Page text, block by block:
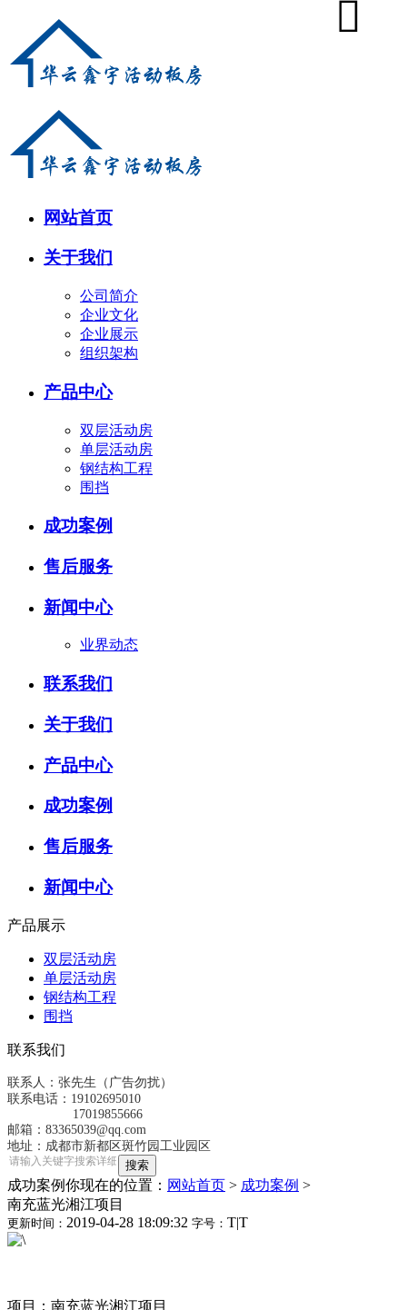
网站首页
关于我们
公司简介
企业文化
企业展示
组织架构
产品中心
双层活动房
单层活动房
钢结构工程
围挡
成功案例
售后服务
新闻中心
业界动态
联系我们
关于我们
产品中心
成功案例
售后服务
新闻中心
产品展示
双层活动房
单层活动房
钢结构工程
围挡
联系我们
联系人：张先生（广告勿扰）
联系电话：19102695010
17019855666
邮箱：83365039@qq.com
地址：成都市新都区斑竹园工业园区
成功案例你现在的位置： 网站首页 > 成功案例 >
南充蓝光湘江项目
更新时间： 2019-04-28 18:09:32 字号： T|T
项目： 南充蓝光湘江项目